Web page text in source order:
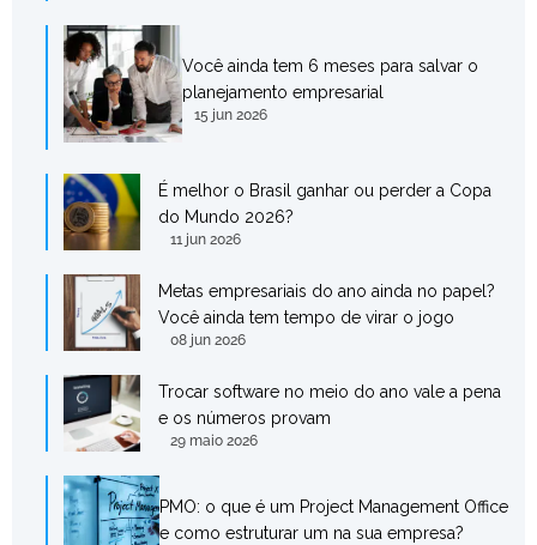
Você ainda tem 6 meses para salvar o
planejamento empresarial
15 jun 2026
É melhor o Brasil ganhar ou perder a Copa
do Mundo 2026?
11 jun 2026
Metas empresariais do ano ainda no papel?
Você ainda tem tempo de virar o jogo
08 jun 2026
Trocar software no meio do ano vale a pena
e os números provam
29 maio 2026
PMO: o que é um Project Management Office
e como estruturar um na sua empresa?